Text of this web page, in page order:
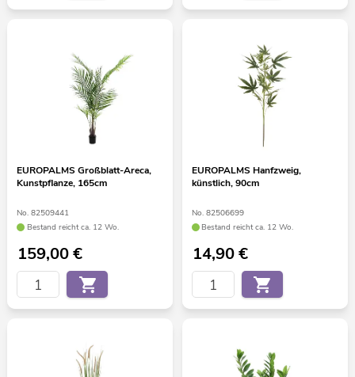
EUROPALMS Großblatt-Areca,
Kunstpflanze, 165cm
No. 82509441
Bestand reicht ca. 12 Wo.
159,00€
EUROPALMS Hanfzweig,
künstlich, 90cm
No. 82506699
Bestand reicht ca. 12 Wo.
14,90€